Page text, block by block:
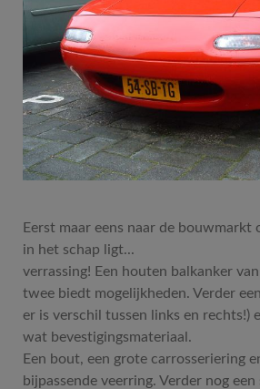
Eerst maar eens naar de bouwmarkt
in het schap ligt...
verrassing! Een houten balkanker
twee biedt mogelijkheden. Verder
er is verschil tussen links en rechts!)
wat bevestigingsmateriaal.
Een bout, een grote carrosseriering
bijpassende veerring. Verder nog